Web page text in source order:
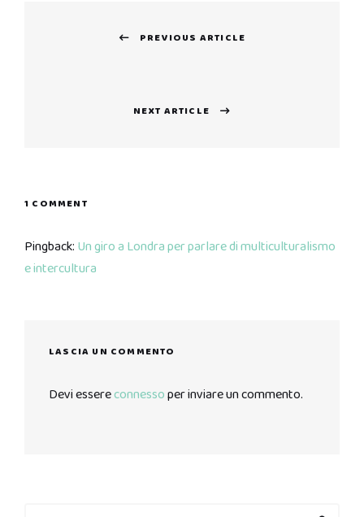
PREVIOUS ARTICLE
NEXT ARTICLE
1 COMMENT
Pingback: Un giro a Londra per parlare di multiculturalismo
e intercultura
LASCIA UN COMMENTO
Devi essereconnessoper inviare un commento.